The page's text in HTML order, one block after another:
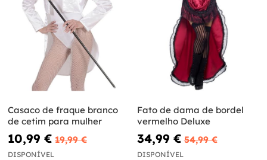
Casaco de fraque branco
de cetim para mulher
10,99 € 19,99 €
DISPONÍVEL
Fato de dama de bordel
vermelho Deluxe
34,99 € 54,99 €
DISPONÍVEL